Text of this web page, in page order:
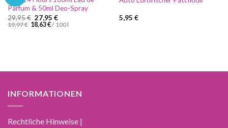
Parfum & 50ml Deo-Spray
29,95€ Ursprünglicher
Preis
war:
27,95 €Aktueller
Preis
19,97€ 18,63€/ 100 l
5,95 €
INFORMATIONEN
Rechtliche Hinweise |